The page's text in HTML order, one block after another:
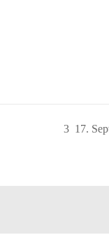
17.
3